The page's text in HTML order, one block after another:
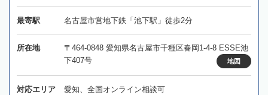
最寄駅 名古屋市営地下鉄「池下駅」徒歩2分
所在地
〒464-0848 愛知県名古屋市千種区春岡1-4-8 ESSE池
下407号
地図
対応エリア 愛知、全国オンライン相談可